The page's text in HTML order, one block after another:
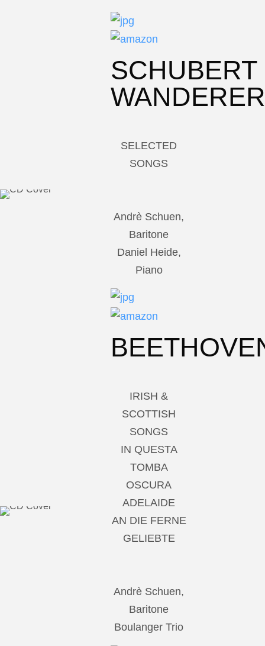
SCHUBERT
WANDERER
SELECTED
SONGS
Andrè Schuen,
Baritone
Daniel Heide,
Piano
IRISH &
SCOTTISH
SONGS
IN QUESTA
TOMBA
OSCURA
ADELAIDE
AN DIE FERNE
GELIEBTE
Andrè Schuen,
Baritone
Boulanger Trio